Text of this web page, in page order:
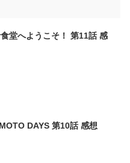
堂へようこそ！ 第11話 感
DAYS 第10話 感想